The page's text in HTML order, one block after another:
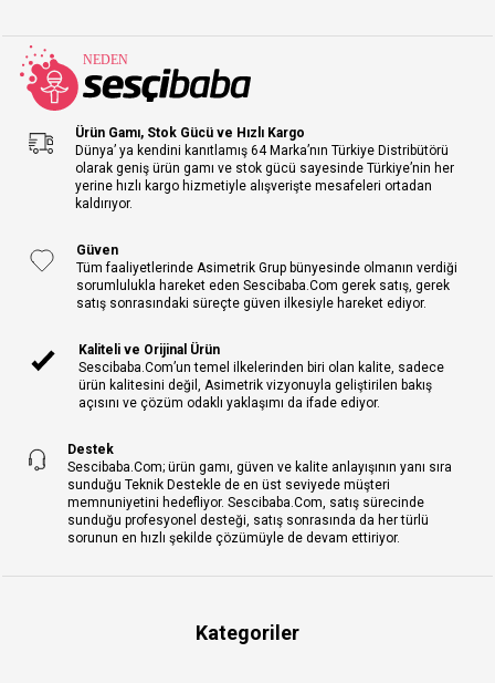
Ürün Gamı, Stok Gücü ve Hızlı Kargo
Dünya’ ya kendini kanıtlamış 64 Marka’nın Türkiye Distribütörü
olarak geniş ürün gamı ve stok gücü sayesinde Türkiye’nin her
yerine hızlı kargo hizmetiyle alışverişte mesafeleri ortadan
kaldırıyor.
Güven
Tüm faaliyetlerinde Asimetrik Grup bünyesinde olmanın verdiği
sorumlulukla hareket eden Sescibaba.Com gerek satış, gerek
satış sonrasındaki süreçte güven ilkesiyle hareket ediyor.
Kaliteli ve Orijinal Ürün
Sescibaba.Com’un temel ilkelerinden biri olan kalite, sadece
ürün kalitesini değil, Asimetrik vizyonuyla geliştirilen bakış
açısını ve çözüm odaklı yaklaşımı da ifade ediyor.
Destek
Sescibaba.Com; ürün gamı, güven ve kalite anlayışının yanı sıra
sunduğu Teknik Destekle de en üst seviyede müşteri
memnuniyetini hedefliyor. Sescibaba.Com, satış sürecinde
sunduğu profesyonel desteği, satış sonrasında da her türlü
sorunun en hızlı şekilde çözümüyle de devam ettiriyor.
Kategoriler